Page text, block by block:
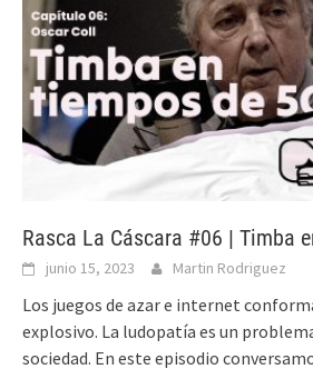
Rasca La Cáscara #06 | Timba
junio 15, 2023 Martin Rodriguez
Los juegos de azar e internet
explosivo. La ludopatía es un
sociedad. En este episodio